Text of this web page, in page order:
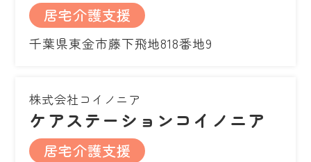
居宅介護支援
千葉県東金市藤下飛地818番地9
株式会社コイノニア
ケアステーションコイノニア
居宅介護支援